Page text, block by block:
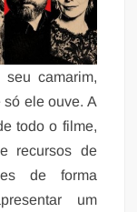
camarim,
ele ouve. A
todo o filme,
recursos de
de forma
um